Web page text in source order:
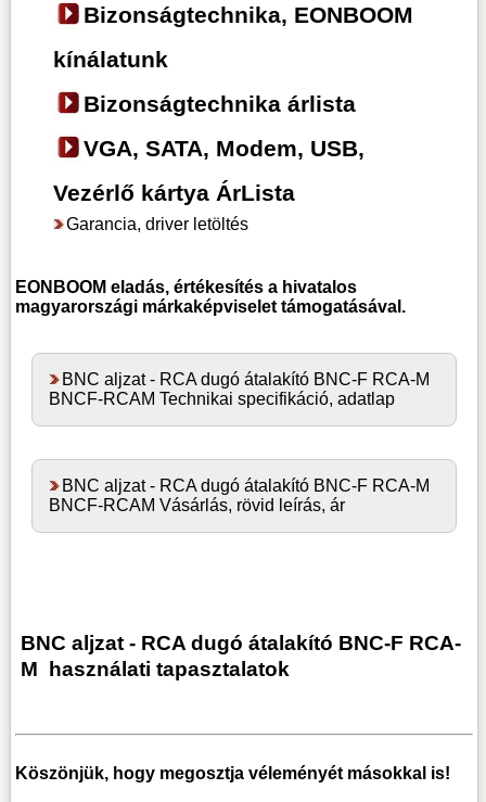
Bizonságtechnika, EONBOOM
kínálatunk
Bizonságtechnika árlista
VGA, SATA, Modem, USB,
Vezérlő kártya ÁrLista
Garancia, driver letöltés
EONBOOM eladás, értékesítés a hivatalos
magyarországi márkaképviselet támogatásával.
BNC aljzat - RCA dugó átalakító BNC-F RCA-M
BNCF-RCAM Technikai specifikáció, adatlap
BNC aljzat - RCA dugó átalakító BNC-F RCA-M
BNCF-RCAM Vásárlás, rövid leírás, ár
BNC aljzat - RCA dugó átalakító BNC-F RCA-
M használati tapasztalatok
Köszönjük, hogy megosztja véleményét másokkal is!